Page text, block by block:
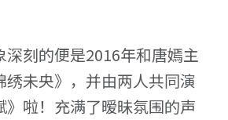
深刻的便是2016年和唐嫣主
绣未央》，并由两人共同演
》啦！充满了暧昧氛围的声